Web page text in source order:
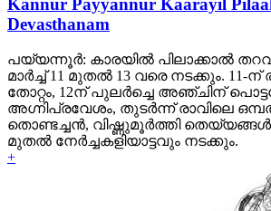
Kannur Payyannur Kaarayil
Devasthanam
പയ്യന്നൂര്‍: കാരയില്‍ പിലാക്കാല്‍ തറവാട്
മാര്‍ച്ച് 11 മുതല്‍ 13 വരെ നടക്കും. 11-ന്
തോറ്റം, 12ന് പുലര്‍ച്ചെ അഞ്ചിന്
അഗ്നിപ്രവേശം, തുടര്‍ന്ന് രാവിലെ
തൊണ്ടച്ചന്‍, വിഷ്ണുമൂര്‍ത്തി
മുതല്‍ നേര്‍ച്ചകളിയാട്ടവും നടക്കും.
+